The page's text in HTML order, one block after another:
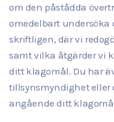
om den påstådda
omedelbart undersöka
skriftligen, där vi
samt vilka åtgärder vi
ditt klagomål. Du har
tillsynsmyndighet
angående ditt